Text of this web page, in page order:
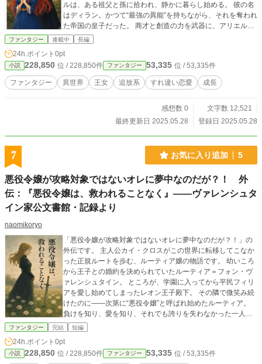
ルは、ある祖父と孫に拾われ、静かに暮らし始める。 彼の名
はディラン。かつて“最強の異能”を持ちながら、それを奪われ
た帝国の皇子だった。 商才と創造の力を武器に、アリエルは
王女としてではなく、一人の少女として“未来”を編み直す。
が、別の女性と結婚する未来」を── 運命を変えるのは、剣
でも魔法でもない。 偽りの王女が“想像”から世界を動かす、
切なくも美しい運命の再構築ファンタジー。
ファンタジー 連載中 長編
24h.ポイント 0pt
小説 228,850 位 / 228,850件 ファンタジー 53,335 位 / 53,335件
ファンタジー 異世界 王女 追放系 すれ違い恋愛 成長
感想数 0
文字数 12,521
最終更新日 2025.05.28
登録日 2025.05.28
7 お気に入り追加 5
悪役令嬢が攻略対象ではないオレに夢中なのだが？！ 外
伝：『悪役令嬢は、救われることなく』――ヴァレンシュタ
イン家公文書館・記録より
naomikoryo
「悪役令嬢が攻略対象ではないオレに夢中なのだが？！」の
外伝です。 主人公カイ・クロスがこの世界に転移してこなか
った正規ルートを歩む、ルーティア嬢の物語です。 幼いころ
から王子との婚約を決められていたルーティア＝フォン・ヴ
ァレンシュタイン。 ところが、学園に入ってから平民フィリ
アを愛し始めてしまったレオン王子殿下。 その隣で微笑み続
けたのに――次第に“悪役令嬢”と呼ばれ始めたルーティア。
負けを知り、愛を知り、それでも誇りを失わなかった一人の
少女の、名もなき物語。 誰にも語られぬ、影の恋が咲く。 こ
めの一冊。
ファンタジー 完結 短編
24h.ポイント 0pt
小説 228,850 位 / 228,850件 ファンタジー 53,335 位 / 53,335件